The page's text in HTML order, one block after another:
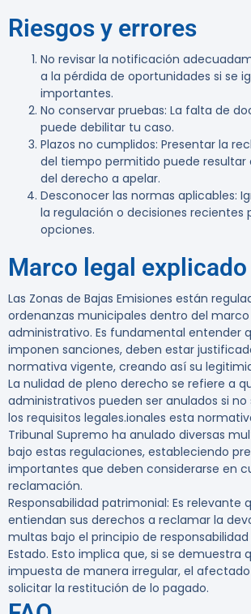
Riesgos y errores
No revisar la notificación
a la pérdida de oportunidades si se
importantes.
No conservar pruebas: La falta de
puede debilitar tu caso.
Plazos no cumplidos: Presentar la
del tiempo permitido puede resultar
del derecho a apelar.
Desconocer las normas aplicables:
la regulación o decisiones recientes
opciones.
Marco legal explicado
Las Zonas de Bajas Emisiones están
ordenanzas municipales dentro del
administrativo. Es fundamental entender
imponen sanciones, deben estar
normativa vigente, creando así su
La nulidad de pleno derecho se refiere a
administrativos pueden ser anulados si
los requisitos legales.ionales esta
Tribunal Supremo ha anulado diversas
bajo estas regulaciones, estableciendo
importantes que deben considerarse en
reclamación.
Responsabilidad patrimonial: Es relevante
entiendan sus derechos a reclamar la
multas bajo el principio de
Estado. Esto implica que, si se demuestra
impuesta de manera irregular, el
solicitar la restitución de lo pagado.